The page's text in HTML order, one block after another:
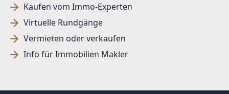
Kaufen vom Immo-Experten
Virtuelle Rundgänge
Vermieten oder verkaufen
Info für Immobilien Makler